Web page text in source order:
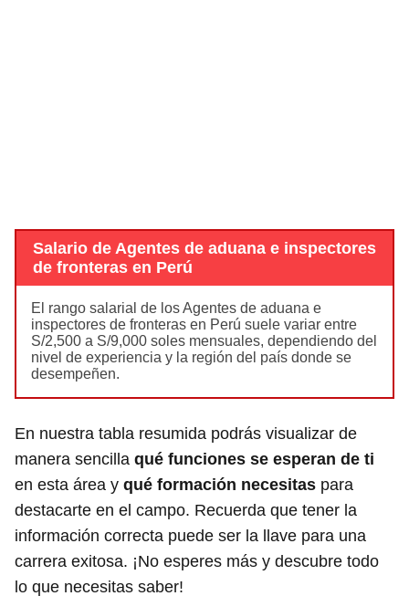
Salario de Agentes de aduana e inspectores
de fronteras en Perú
El rango salarial de los Agentes de aduana e
inspectores de fronteras en Perú suele variar entre
S/2,500 a S/9,000 soles mensuales, dependiendo del
nivel de experiencia y la región del país donde se
desempeñen.
En nuestra tabla resumida podrás visualizar de
manera sencilla qué funciones se esperan de ti
en esta área y qué formación necesitas para
destacarte en el campo. Recuerda que tener la
información correcta puede ser la llave para una
carrera exitosa. ¡No esperes más y descubre todo
lo que necesitas saber!